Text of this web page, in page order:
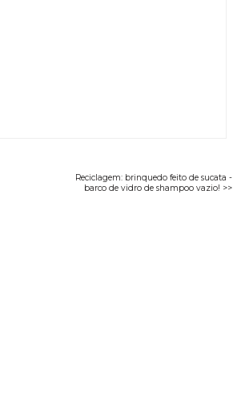
Reciclagem: brinquedo feito de sucata -
barco de vidro de shampoo vazio! >>